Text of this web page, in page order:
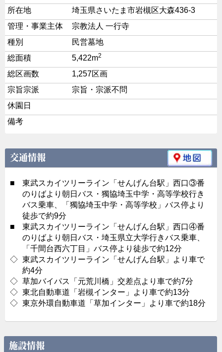
所在地
埼玉県さいたま市岩槻区大森436-3
管理・事業主体
宗教法人 一行寺
種別
民営墓地
総面積
5,422m2
総区画数
1,257区画
宗旨宗派
宗旨・宗派不問
休園日
備考
交通情報
■
東武スカイツリーライン「せんげん台駅」西口③番
のりばより朝日バス・獨協埼玉中学・高等学校行き
バス乗車、「獨協埼玉中学・高等学校」バス停より
徒歩で約9分
■
東武スカイツリーライン「せんげん台駅」西口④番
のりばより朝日バス・埼玉県立大学行きバス乗車、
「千間台西六丁目」バス停より徒歩で約12分
◇ 東武スカイツリーライン「せんげん台駅」より車で
約4分
◇ 草加バイパス「元荒川橋」交差点より車で約7分
◇ 東北自動車道「岩槻インター」より車で約13分
◇ 東京外環自動車道「草加インター」より車で約18分
施設情報